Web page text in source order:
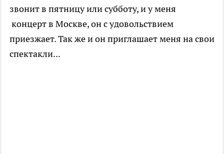
звонит в пятницу или субботу, и у меня
концерт в Москве, он с удовольствием
приезжает. Так же и он приглашает меня на свои
спектакли...